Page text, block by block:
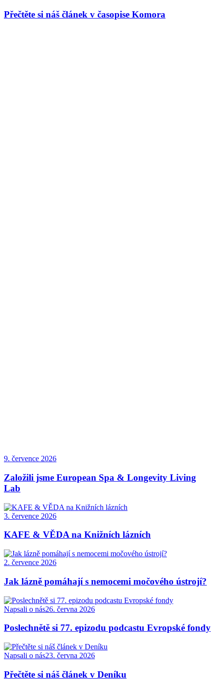
Přečtěte si náš článek v časopise Komora
9. července 2026
Založili jsme European Spa & Longevity Living
Lab
3. července 2026
KAFE & VĚDA na Knižních lázních
2. července 2026
Jak lázně pomáhají s nemocemi močového ústrojí?
Napsali o nás26. června 2026
Poslechnětě si 77. epizodu podcastu Evropské fondy
Napsali o nás23. června 2026
Přečtěte si náš článek v Deníku